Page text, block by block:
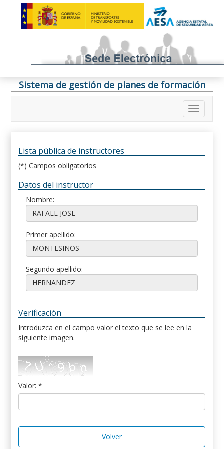
Sistema de gestión de planes de formación
Lista pública de instructores
(*) Campos obligatorios
Datos del instructor
Nombre:
Primer apellido:
Segundo apellido:
Verificación
Introduzca en el campo valor el texto que se lee en la
siguiente imagen.
Valor: *
Volver